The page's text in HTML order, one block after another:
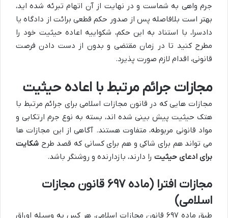
جرم واهی به شماست و در نهایت از آن اتهام تبرئه شده اید،
بهتر است بلافاصله پس از صدور حکم قطعی برائت از دادگاه یا
دادسرا، با استناد به این حکم، شکواییه اعاده حیثیت خود را
مطرح کنید تا در زمان مقتضی و بدون از دست دادن فرصت
قانونی، اقدام لازم صورت پذیرد.
مجازات جرائم مرتبط با اعاده حیثیت
مجازات هایی که در قانون مجازات اسلامی برای جرائم مرتبط با
هتک حیثیت پیش بینی شده اند، بسته به نوع جرم ارتکابی و
مواد قانونی مربوطه، متفاوت هستند. آگاهی از این مجازات ها
می تواند هم برای شاکی و هم برای کسانی که قصد طرح شکایت
برای ادعای حیثیت را دارند، بازدارنده و روشنگر باشد.
مجازات افترا (ماده ۶۹۷ قانون مجازات
اسلامی)
طبق ماده ۶۹۷ قانون مجازات اسلامی، هر کس به وسیله اوراق